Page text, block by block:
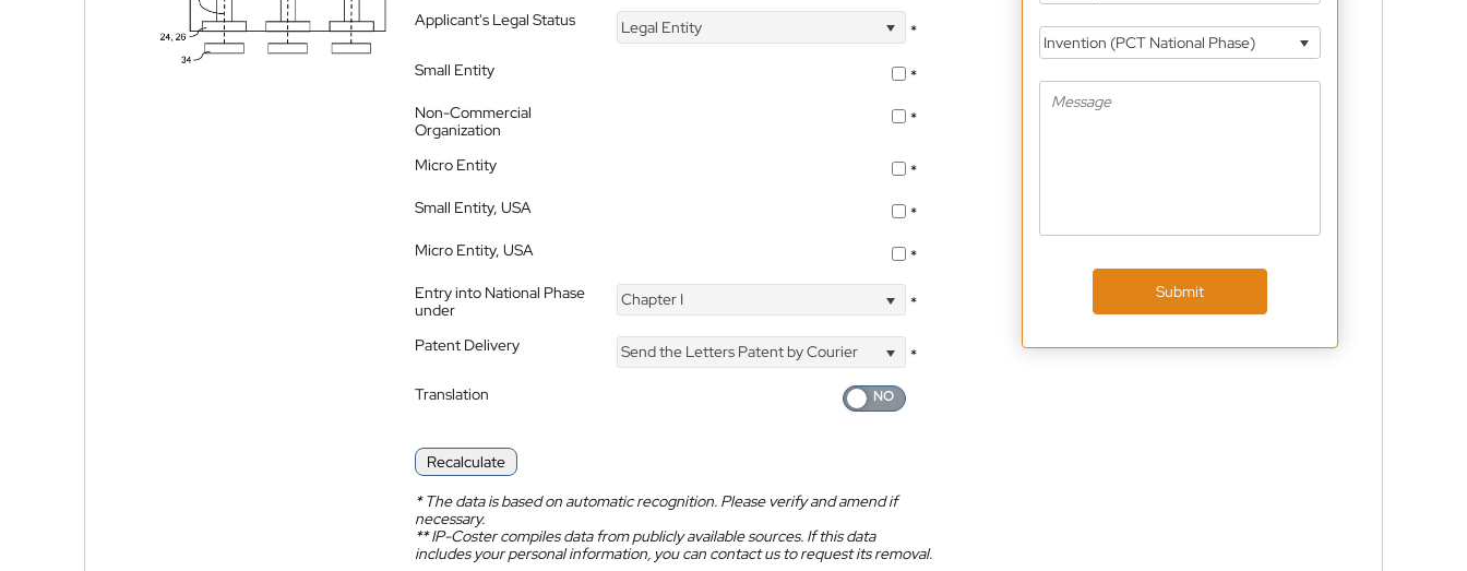
Applicant's Legal Status
Legal Entity
*
Small Entity
*
Non-Commercial
Organization
*
Micro Entity
*
Small Entity, USA
*
Micro Entity, USA
*
Entry into National Phase
under
Chapter I *
Patent Delivery Send the Letters Patent by Courier
*
Translation
Recalculate
*The data is based on automatic recognition. Please verify and amend if
necessary.
**IP-Coster compiles data from publicly available sources. If this data
includes your personal information, you can contact us to request its removal.
Invention (PCT National Phase)
Submit